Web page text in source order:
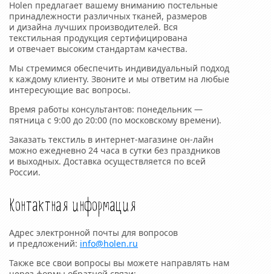
Holen предлагает вашему вниманию постельные
принадлежности различных тканей, размеров
и дизайна лучших производителей. Вся
текстильная продукция сертифицирована
и отвечает высоким стандартам качества.
Мы стремимся обеспечить индивидуальный подход
к каждому клиенту. Звоните и мы ответим на любые
интересующие вас вопросы.
Время работы консультантов: понедельник —
пятница с 9:00 до 20:00 (по московскому времени).
Заказать текстиль в интернет-магазине он-лайн
можно ежедневно 24 часа в сутки без праздников
и выходных. Доставка осуществляется по всей
России.
Контактная информация
Адрес электронной почты для вопросов
и предложений: info@holen.ru
Также все свои вопросы вы можете направлять нам